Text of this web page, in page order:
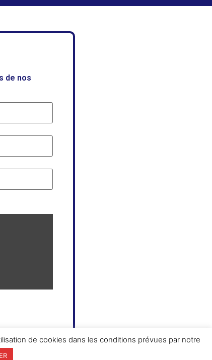
de cookies dans les conditions prévues par notre
de nos